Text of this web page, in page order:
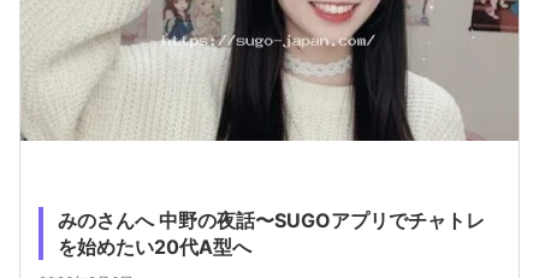
みのさんへ 中野の夜話〜SUGOアプリでチャトレ
を始めたい20代A型へ